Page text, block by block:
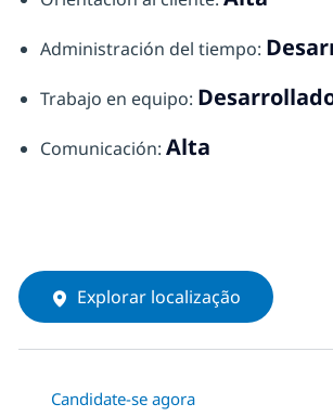
Administración del tiempo:
Trabajo en equipo:
Comunicación: Alta
Explorar localização
Candidate-se agora